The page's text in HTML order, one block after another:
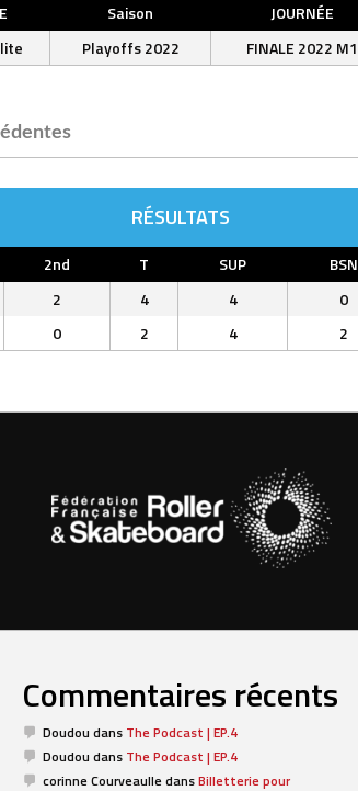
Saison
JOURNÉE
Playoffs 2022 FINALE 2022 M1
RÉSULTATS
2nd T SUP BSN
2 4 4 0
0 2 4 2
Commentaires récents
Doudou dans The Podcast | EP.4
Doudou dans The Podcast | EP.4
corinne CourveaulledansBilletterie pour